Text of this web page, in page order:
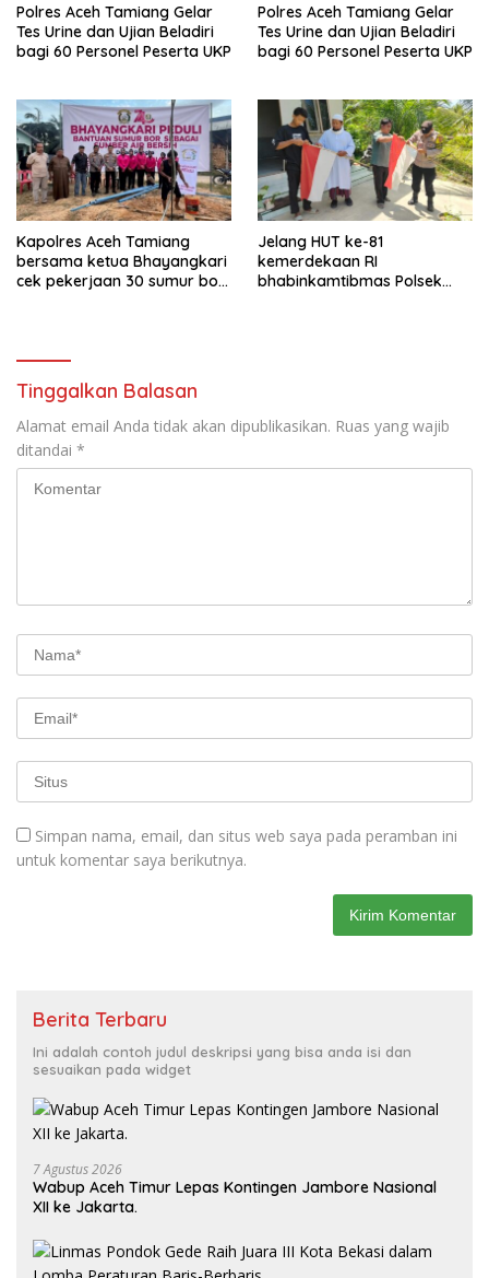
Polres Aceh Tamiang Gelar
Tes Urine dan Ujian Beladiri
bagi 60 Personel Peserta UKP
Polres Aceh Tamiang Gelar
Tes Urine dan Ujian Beladiri
bagi 60 Personel Peserta UKP
Kapolres Aceh Tamiang
bersama ketua Bhayangkari
cek pekerjaan 30 sumur bor
Jelang HUT ke-81
kemerdekaan RI
bhabinkamtibmas Polsek
Tinggalkan Balasan
Alamat email Anda tidak akan dipublikasikan. Ruas yang wajib
ditandai *
Simpan nama, email, dan situs web saya pada peramban ini
untuk komentar saya berikutnya.
Berita Terbaru
Ini adalah contoh judul deskripsi yang bisa anda isi dan
sesuaikan pada widget
7 Agustus 2026
Wabup Aceh Timur Lepas Kontingen Jambore Nasional
XII ke Jakarta.